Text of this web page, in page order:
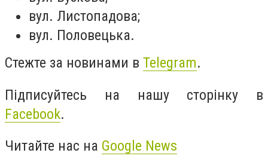
вул. Листопадова;
вул. Половецька.
Стежте за новинами в Telegram.
Підписуйтесь на нашу сторінку в
Facebook.
Читайте нас на Google News